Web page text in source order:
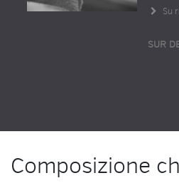
Su
SUR
Composizione